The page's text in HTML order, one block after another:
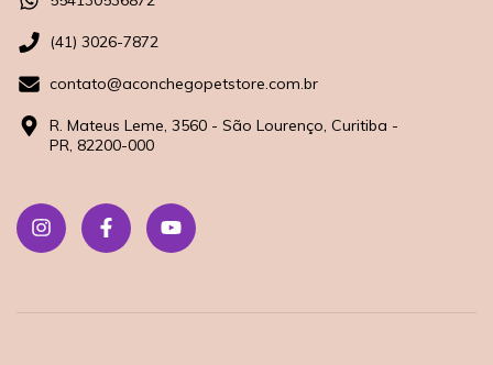
(41) 3026-7872
contato@aconchegopetstore.com.br
R. Mateus Leme, 3560 - São Lourenço, Curitiba -
PR, 82200-000